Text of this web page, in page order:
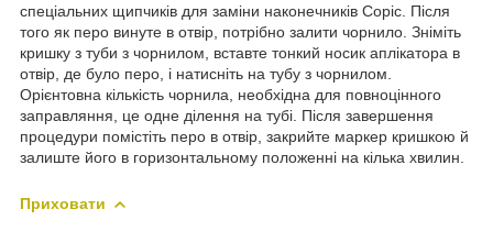
спеціальних щипчиків для заміни наконечників Copic. Після
того як перо винуте в отвір, потрібно залити чорнило. Зніміть
кришку з туби з чорнилом, вставте тонкий носик аплікатора в
отвір, де було перо, і натисніть на тубу з чорнилом.
Орієнтовна кількість чорнила, необхідна для повноцінного
заправляння, це одне ділення на тубі. Після завершення
процедури помістіть перо в отвір, закрийте маркер кришкою й
залиште його в горизонтальному положенні на кілька хвилин.
Приховати